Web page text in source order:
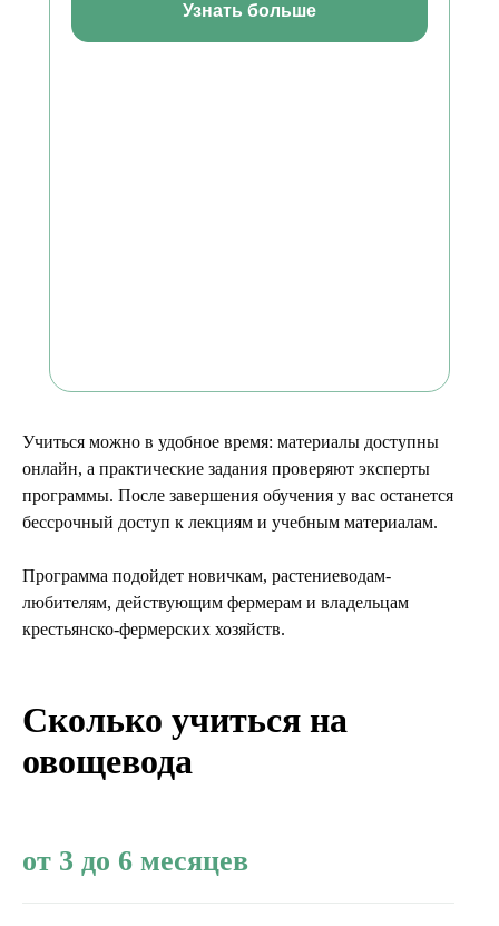
Узнать больше
Учиться можно в удобное время: материалы доступны
онлайн, а практические задания проверяют эксперты
программы. После завершения обучения у вас останется
бессрочный доступ к лекциям и учебным материалам.
Программа подойдет новичкам, растениеводам-
любителям, действующим фермерам и владельцам
крестьянско-фермерских хозяйств.
Сколько учиться на
овощевода
от 3 до 6 месяцев